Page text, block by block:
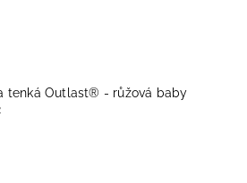
tenká Outlast® - růžová baby